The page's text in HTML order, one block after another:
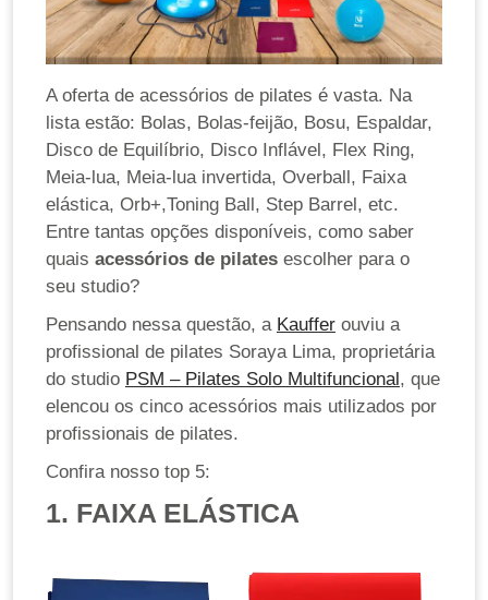
A oferta de acessórios de pilates é vasta. Na
lista estão: Bolas, Bolas-feijão, Bosu, Espaldar,
Disco de Equilíbrio, Disco Inflável, Flex Ring,
Meia-lua, Meia-lua invertida, Overball, Faixa
elástica, Orb+,Toning Ball, Step Barrel, etc.
Entre tantas opções disponíveis, como saber
quais acessórios de pilates escolher para o
seu studio?
Pensando nessa questão, a Kauffer ouviu a
profissional de pilates Soraya Lima, proprietária
do studio PSM – Pilates Solo Multifuncional, que
elencou os cinco acessórios mais utilizados por
profissionais de pilates.
Confira nosso top 5:
1. FAIXA ELÁSTICA